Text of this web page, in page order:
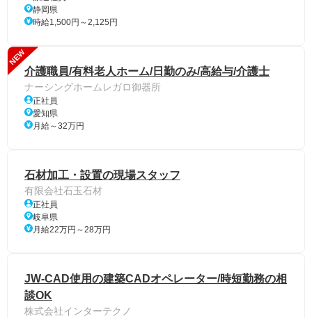
静岡県
時給1,500円～2,125円
NEW
介護職員/有料老人ホーム/日勤のみ/高給与/介護士
ナーシングホームレガロ御器所
正社員
愛知県
月給～32万円
石材加工・設置の現場スタッフ
有限会社石玉石材
正社員
岐阜県
月給22万円～28万円
JW-CAD使用の建築CADオペレーター/時短勤務の相
談OK
株式会社インターテクノ